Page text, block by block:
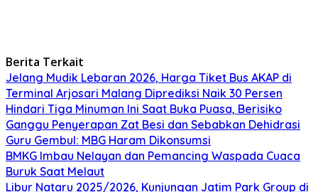
Berita Terkait
Jelang Mudik Lebaran 2026, Harga Tiket Bus AKAP di
Terminal Arjosari Malang Diprediksi Naik 30 Persen
Hindari Tiga Minuman Ini Saat Buka Puasa, Berisiko
Ganggu Penyerapan Zat Besi dan Sebabkan Dehidrasi
Guru Gembul: MBG Haram Dikonsumsi
BMKG Imbau Nelayan dan Pemancing Waspada Cuaca
Buruk Saat Melaut
Libur Nataru 2025/2026, Kunjungan Jatim Park Group di